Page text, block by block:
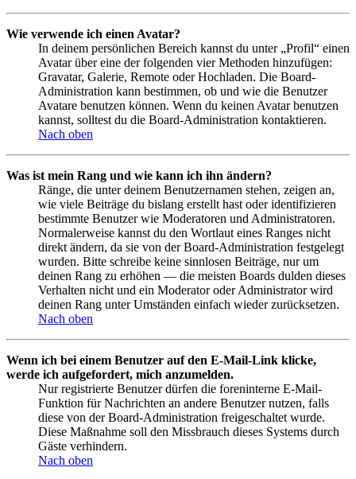
Wie verwende ich einen Avatar?
In deinem persönlichen Bereich kannst du unter „Profil“ einen
Avatar über eine der folgenden vier Methoden hinzufügen:
Gravatar, Galerie, Remote oder Hochladen. Die Board-
Administration kann bestimmen, ob und wie die Benutzer
Avatare benutzen können. Wenn du keinen Avatar benutzen
kannst, solltest du die Board-Administration kontaktieren.
Nach oben
Was ist mein Rang und wie kann ich ihn ändern?
Ränge, die unter deinem Benutzernamen stehen, zeigen an,
wie viele Beiträge du bislang erstellt hast oder identifizieren
bestimmte Benutzer wie Moderatoren und Administratoren.
Normalerweise kannst du den Wortlaut eines Ranges nicht
direkt ändern, da sie von der Board-Administration festgelegt
wurden. Bitte schreibe keine sinnlosen Beiträge, nur um
deinen Rang zu erhöhen — die meisten Boards dulden dieses
Verhalten nicht und ein Moderator oder Administrator wird
deinen Rang unter Umständen einfach wieder zurücksetzen.
Nach oben
Wenn ich bei einem Benutzer auf den E-Mail-Link klicke,
werde ich aufgefordert, mich anzumelden.
Nur registrierte Benutzer dürfen die foreninterne E-Mail-
Funktion für Nachrichten an andere Benutzer nutzen, falls
diese von der Board-Administration freigeschaltet wurde.
Diese Maßnahme soll den Missbrauch dieses Systems durch
Gäste verhindern.
Nach oben